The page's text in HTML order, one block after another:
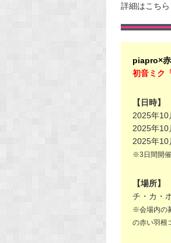
詳細はこち
piapro×
初音ミク
【日時】
2025年
2025年
2025年
※3日間開催
【場所】
チ・カ・
※会場内の
の赤い羽根